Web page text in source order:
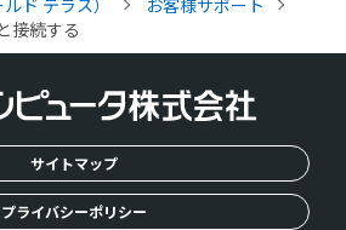
ド テラス）
お客様サポート
接続する
サイトマップ
プライバシーポリシー